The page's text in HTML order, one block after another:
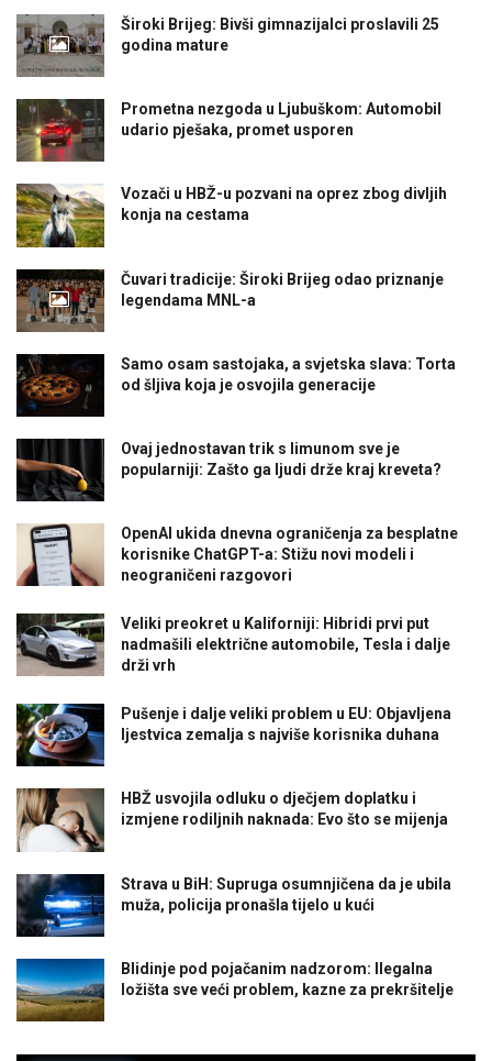
Široki Brijeg: Bivši gimnazijalci proslavili 25
godina mature
Prometna nezgoda u Ljubuškom: Automobil
udario pješaka, promet usporen
Vozači u HBŽ-u pozvani na oprez zbog divljih
konja na cestama
Čuvari tradicije: Široki Brijeg odao priznanje
legendama MNL-a
Samo osam sastojaka, a svjetska slava: Torta
od šljiva koja je osvojila generacije
Ovaj jednostavan trik s limunom sve je
popularniji: Zašto ga ljudi drže kraj kreveta?
OpenAI ukida dnevna ograničenja za besplatne
korisnike ChatGPT-a: Stižu novi modeli i
neograničeni razgovori
Veliki preokret u Kaliforniji: Hibridi prvi put
nadmašili električne automobile, Tesla i dalje
drži vrh
Pušenje i dalje veliki problem u EU: Objavljena
ljestvica zemalja s najviše korisnika duhana
HBŽ usvojila odluku o dječjem doplatku i
izmjene rodiljnih naknada: Evo što se mijenja
Strava u BiH: Supruga osumnjičena da je ubila
muža, policija pronašla tijelo u kući
Blidinje pod pojačanim nadzorom: Ilegalna
ložišta sve veći problem, kazne za prekršitelje